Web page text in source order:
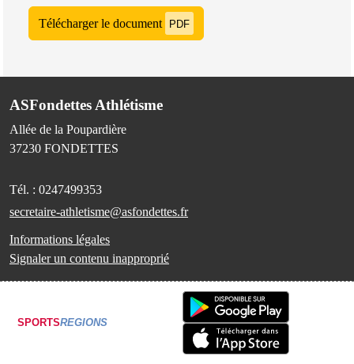
Télécharger le document PDF
ASFondettes Athlétisme
Allée de la Poupardière
37230 FONDETTES
Tél. : 0247499353
secretaire-athletisme@asfondettes.fr
Informations légales
Signaler un contenu inapproprié
SPORTSREGIONS